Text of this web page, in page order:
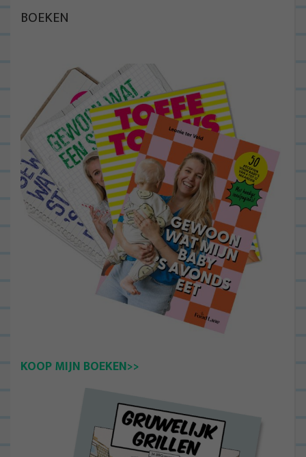
BOEKEN
KOOP MIJN BOEKEN>>